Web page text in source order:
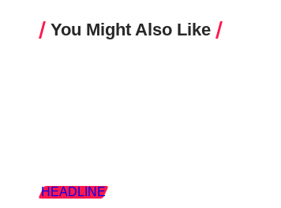
KPK Sebut Gratifikasi-TPPU Eko